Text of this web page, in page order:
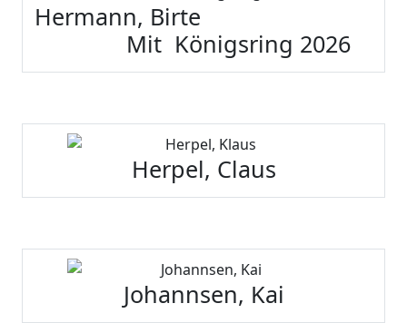
Hermann, Birte
Mit Königsring 2026
Herpel, Claus
Johannsen, Kai